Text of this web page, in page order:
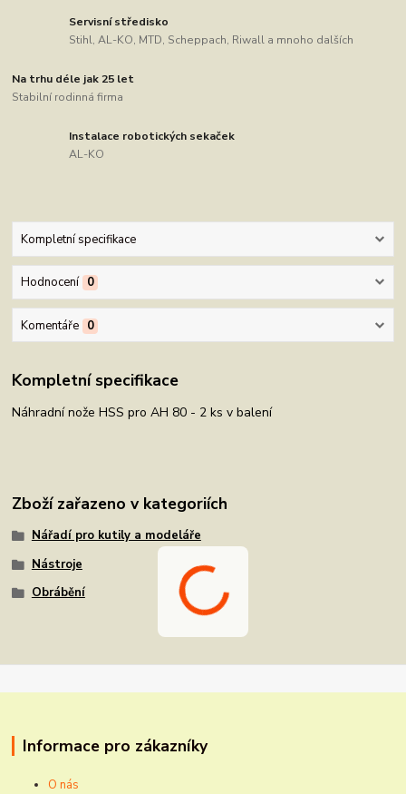
Servisní středisko
Stihl, AL-KO, MTD, Scheppach, Riwall a mnoho dalších
Na trhu déle jak 25 let
Stabilní rodinná firma
Instalace robotických sekaček
AL-KO
Kompletní specifikace
Hodnocení 0
Komentáře 0
Kompletní specifikace
Náhradní nože HSS pro AH 80 - 2 ks v balení
Zboží zařazeno v kategoriích
Nářadí pro kutily a modeláře
Nástroje
Obrábění
Informace pro zákazníky
O nás